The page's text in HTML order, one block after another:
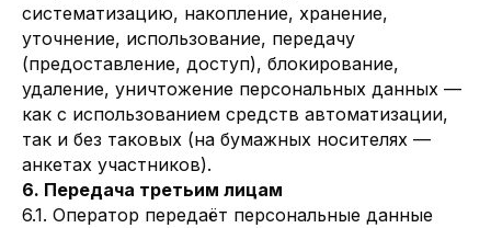
систематизацию, накопление, хранение,
уточнение, использование, передачу
(предоставление, доступ), блокирование,
удаление, уничтожение персональных данных —
как с использованием средств автоматизации,
так и без таковых (на бумажных носителях —
анкетах участников).
6. Передача третьим лицам
6.1. Оператор передаёт персональные данные